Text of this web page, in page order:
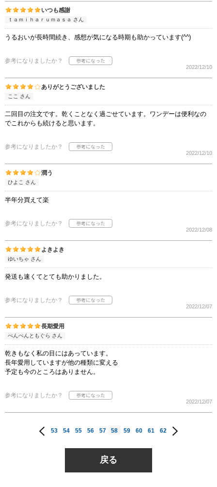
いつも感謝
ｔａｍｉｈａｒｕｍａｓａ さん
うるおいが長時間続き、感想が気になる時期も助かっています(^^)
参考になりましたか？
2022/12/10
ありがとうございました
ここ さん
二回目の注文です。乾くことなく過ごせています。ワンデーは便利なの
でこれからも続けると思います。
参考になりましたか？
2022/12/10
潤う
ひよこ さん
半年分買えて楽
参考になりましたか？
2022/12/08
よきよき
ゆいちゃ さん
発送も速くてとても助かりました。
参考になりましたか？
2022/12/07
長期愛用
ぺんぺんともぐら さん
乾きもなく私の目にはあっています。
長年愛用していますが他の種類に変える
予定も今のところはありません。
参考になりましたか？
2022/12/07
53 54 55 56 57 58 59 60 61 62
戻る